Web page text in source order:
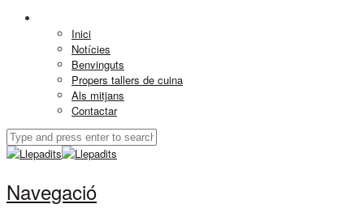
Inici
Notícies
Benvinguts
Propers tallers de cuina
Als mitjans
Contactar
Navegació